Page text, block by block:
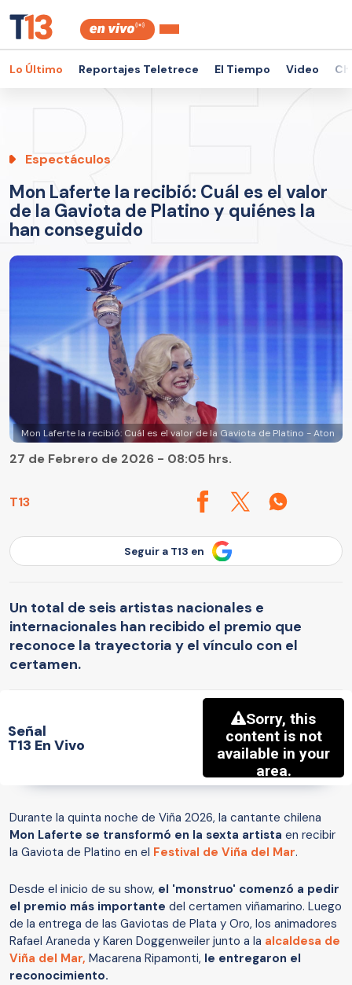
Lo Último Reportajes Teletrece El Tiempo Video
Espectáculos
Mon Laferte la recibió: Cuál es el valor
de la Gaviota de Platino y quiénes la
han conseguido
Mon Laferte la recibió: Cuál es el valor de la Gaviota de Platino - Aton
T13
27 de Febrero de 2026 - 08:05 hrs.
Seguir a T13 en
Un total de seis artistas nacionales e
internacionales han recibido el premio que
reconoce la trayectoria y el vínculo con el
certamen.
Señal
T13 En Vivo
Durante la quinta noche de Viña 2026, la cantante chilena
Mon Laferte se transformó en la sexta artista en recibir
la Gaviota de Platino en el Festival de Viña del Mar.
Desde el inicio de su show, el 'monstruo' comenzó a pedir
el premio más importante del certamen viñamarino. Luego
de la entrega de las Gaviotas de Plata y Oro, los animadores
Rafael Araneda y Karen Doggenweiler junto a la alcaldesa de
Viña del Mar, Macarena Ripamonti, le entregaron el
reconocimiento.